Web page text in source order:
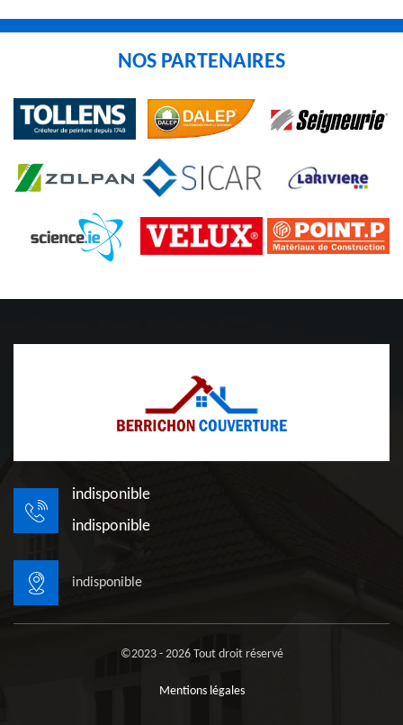
NOS PARTENAIRES
indisponible
indisponible
indisponible
©2023 - 2026 Tout droit réservé
Mentions légales